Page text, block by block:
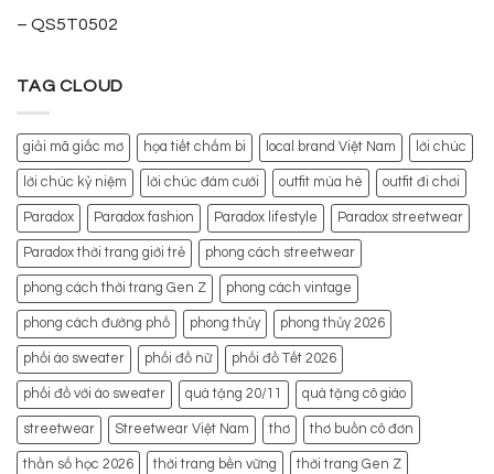
– QS5T0502
TAG CLOUD
giải mã giấc mơ họa tiết chấm bi local brand Việt Nam lời chúc
lời chúc kỷ niệm lời chúc đám cưới outfit mùa hè outfit đi chơi
Paradox Paradox fashion Paradox lifestyle Paradox streetwear
Paradox thời trang giới trẻ phong cách streetwear
phong cách thời trang Gen Z phong cách vintage
phong cách đường phố phong thủy phong thủy 2026
phối áo sweater phối đồ nữ phối đồ Tết 2026
phối đồ với áo sweater quà tặng 20/11 quà tặng cô giáo
streetwear Streetwear Việt Nam thơ thơ buồn cô đơn
thần số học 2026 thời trang bền vững thời trang Gen Z